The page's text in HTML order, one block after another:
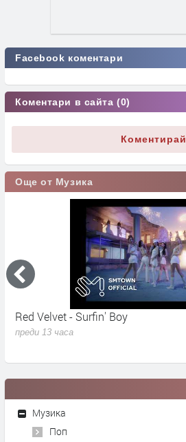
Facebook коментари
Коментари в сайта (0)
Коментирай
Още от Музика
Red Velvet - Surfin' Boy
преди 13 часа
Музика
Поп